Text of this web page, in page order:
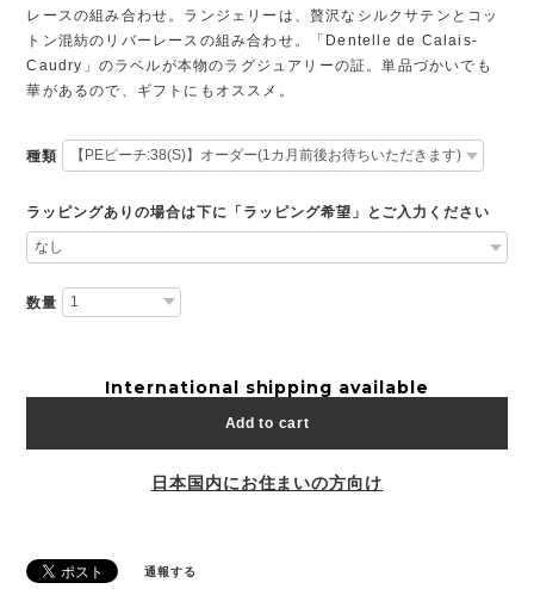
レースの組み合わせ。ランジェリーは、贅沢なシルクサテンとコッ
トン混紡のリバーレースの組み合わせ。「Dentelle de Calais-
Caudry」のラベルが本物のラグジュアリーの証。単品づかいでも
華があるので、ギフトにもオススメ。
種類
ラッピングありの場合は下に「ラッピング希望」とご入力ください
数量
International shipping available
Add to cart
日本国内にお住まいの方向け
通報する